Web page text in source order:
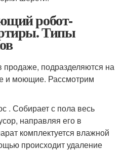
робот-
Типы
подразделяются на
и моющие. Рассмотрим
. Собирает с пола весь
направляя его в
комплектуется влажной
происходит удаление